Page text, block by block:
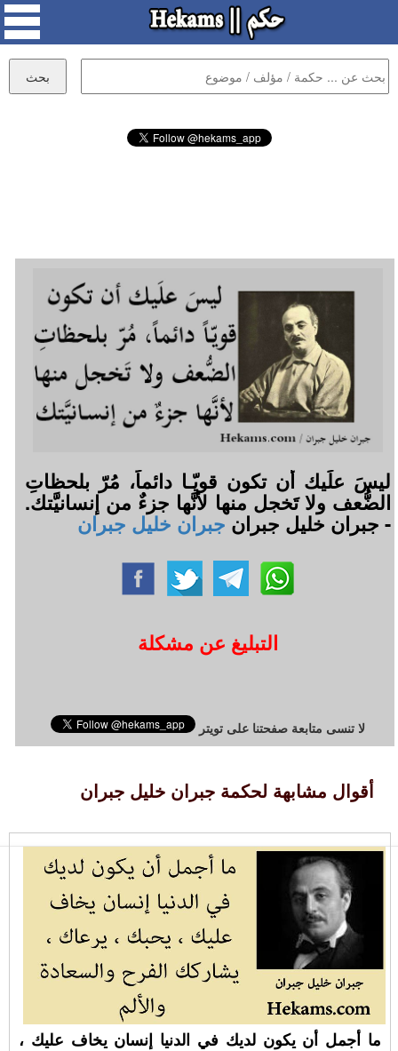
ليسَ علَيك أن تكون قويّـا دائماً، مُرّ بلحظاتِ
الضُّعف ولا تَخجل منها لأنَّها جزءٌ من إنسانيَّتك.
- جبران خليل جبرانجبران خليل جبران
التبليغ عن مشكلة
لا تنسى متابعة صفحتنا على تويتر
أقوال مشابهة لحكمة جبران خليل جبران
ما أجمل أن يكون لديك في الدنيا إنسان يخاف عليك ،